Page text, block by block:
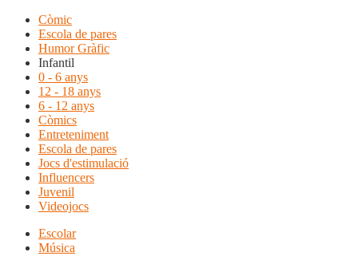
Còmic
Escola de pares
Humor Gràfic
Infantil
0 - 6 anys
12 - 18 anys
6 - 12 anys
Còmics
Entreteniment
Escola de pares
Jocs d'estimulació
Influencers
Juvenil
Videojocs
Escolar
Música